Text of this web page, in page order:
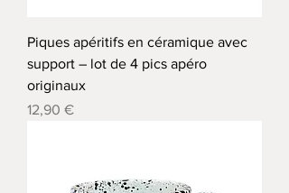
Piques apéritifs en céramique avec
support – lot de 4 pics apéro
originaux
Precio
12,90 €